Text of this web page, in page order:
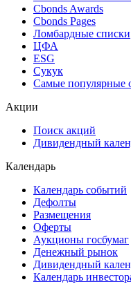
Cbonds Estimation
Cbonds Estimation
Cbonds Valuation
Рэнкинги инвест.
Cbonds Awards
Cbonds Pages
Ломбардные списки
ESG
Самые популярные
Дивидендный
Календарь
Календарь событий
Дефолты
Размещения
Оферты
Аукционы госбумаг